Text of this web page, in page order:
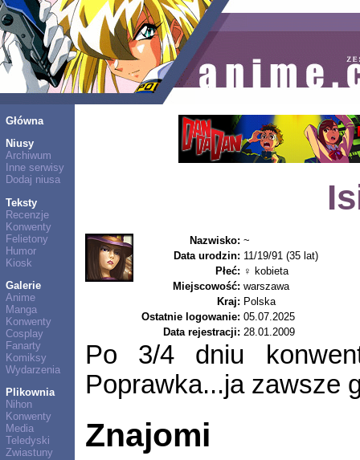
Główna
Niusy
Archiwum
Inne serwisy
Dodaj niusa
Teksty
Recenzje
Konwenty
Felietony
Humor
Kiosk
Galerie
Anime
Manga
Konwenty
Cosplay
Fanarty
Komiksy
Wydarzenia
Plikownia
Nihon
Konwenty
Media
Teledyski
Zwiastuny
Nazwisko: ~
Data urodzin: 11/19/91 (35 lat)
Płeć: ♀ kobieta
Miejscowość: warszawa
Kraj: Polska
Ostatnie logowanie: 05.07.2025
Data rejestracji: 28.01.2009
Po 3/4 dniu
Poprawka...ja zawsze
Znajomi